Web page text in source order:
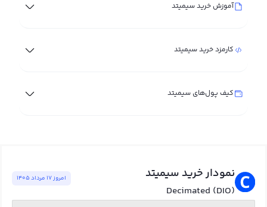
آموزش خرید سیمیتد
کارمزد خرید سیمیتد
کیف پول‌های سیمیتد
نمودار خرید سیمیتد
Decimated (DIO)
امروز ١٧ مرداد ١٤٠٥